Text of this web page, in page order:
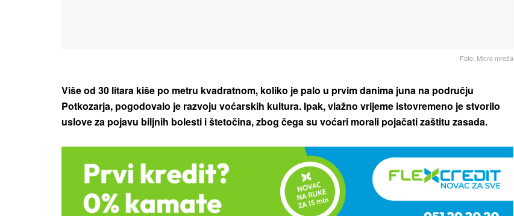
Foto: Micro mreža
Više od 30 litara kiše po metru kvadratnom, koliko je palo u prvim danima juna na području
Potkozarja, pogodovalo je razvoju voćarskih kultura. Ipak, vlažno vrijeme istovremeno je stvorilo
uslove za pojavu biljnih bolesti i štetočina, zbog čega su voćari morali pojačati zaštitu zasada.